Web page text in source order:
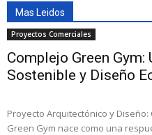
Mas Leidos
Proyectos Comerciales
Complejo Green
Sostenible y Diseño
Proyecto Arquitectónico y
Green Gym nace como una